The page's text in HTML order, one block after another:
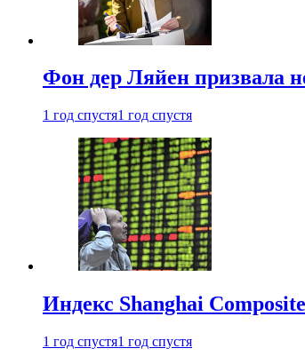
Фон дер Ляйен призвала
1 год спустя1 год спустя
Индекс Shanghai
1 год спустя1 год спустя